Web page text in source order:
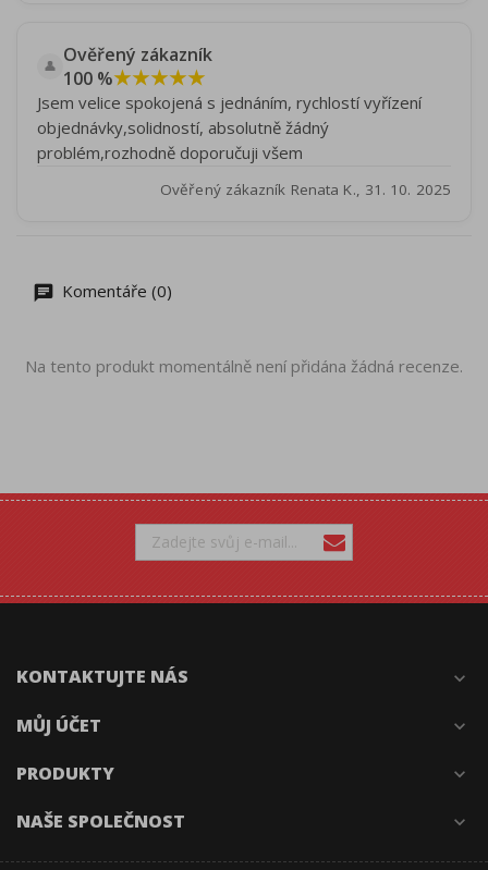
👤 Ověřený zákazník
100 %★★★★★
Jsem velice spokojená s jednáním, rychlostí vyřízení
objednávky,solidností, absolutně žádný
problém,rozhodně doporučuji všem
Ověřený zákazník Renata K., 31. 10. 2025
Komentáře (0)
Na tento produkt momentálně není přidána žádná recenze.
KONTAKTUJTE NÁS expand_more
MŮJ ÚČET expand_more
PRODUKTY expand_more
NAŠE SPOLEČNOST expand_more